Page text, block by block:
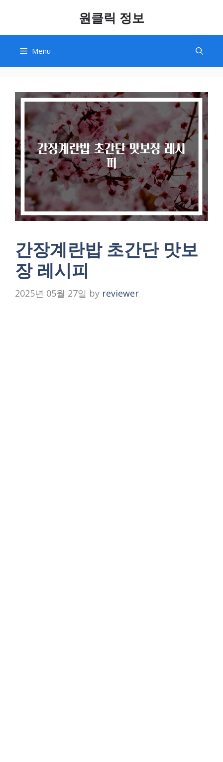
content
원클릭 정보
Menu
간장계란밥 초간단 맛보
장 레시피
2025년 05월 27일 by reviewer